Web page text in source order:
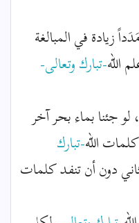
زيادة في المبالغة
الله-تبارك وتعالى-
جئنا بماء بحر آخر
الله-تبارك
دون أن تنفد كلمات